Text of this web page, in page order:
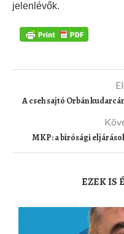
jelenlévők.
A cseh sajtó Orbán
MKP: a bírósági
EZEK IS